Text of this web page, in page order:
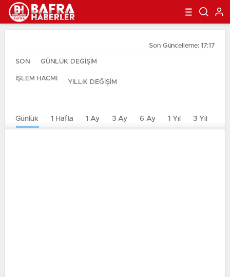
Son Güncelleme: 17:17
SON GÜNLÜK DEĞİŞİM
İŞLEM HACMİ YILLIK DEĞİŞİM
Günlük 1 Hafta 1 Ay 3 Ay 6 Ay 1 Yıl 3 Yıl